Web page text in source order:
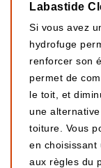
Labastide
Si vous avez
hydrofuge
renforcer son
permet de
le toit, et
une
toiture. Vous
en choisissant
aux règles du